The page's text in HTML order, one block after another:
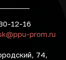
12-16
prom.ru
74,